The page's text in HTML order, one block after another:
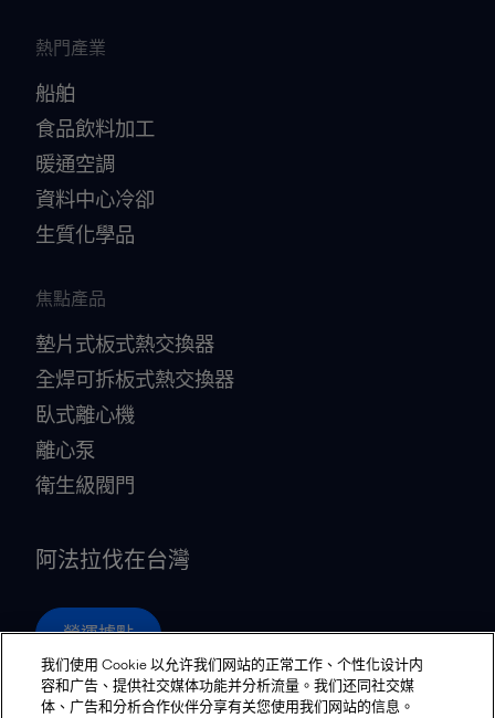
熱門產業
船舶
食品飲料加工
暖通空調
資料中心冷卻
生質化學品
焦點產品
墊片式板式熱交換器
全焊可拆板式熱交換器
臥式離心機
離心泵
衛生級閥門
阿法拉伐在台灣
營運據點
我们使用 Cookie 以允许我们网站的正常工作、个性化设计内
容和广告、提供社交媒体功能并分析流量。我们还同社交媒
体、广告和分析合作伙伴分享有关您使用我们网站的信息。